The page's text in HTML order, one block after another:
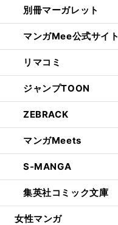
別冊マーガレット
マンガMee公式サイト
リマコミ
ジャンプTOON
ZEBRACK
マンガMeets
S-MANGA
集英社コミック文庫
女性マンガ